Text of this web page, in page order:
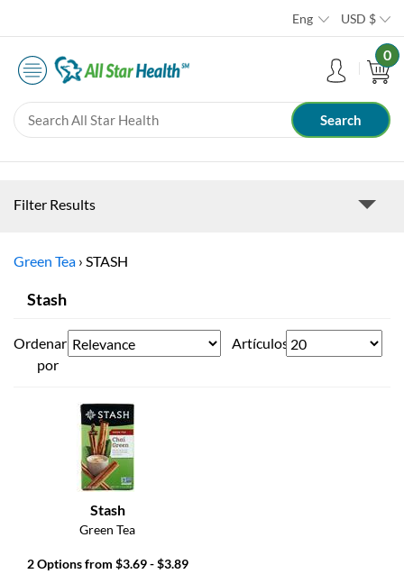
Eng USD $
0
Filter Results
Green Tea › STASH
Stash
Ordenar
por
Artículos
Stash
Green Tea
2 Options from $3.69 - $3.89